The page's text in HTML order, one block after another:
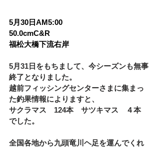
5月30日AM5:00
50.0cmC&R
福松大橋下流右岸
5月31日をもちまして、今シーズンも無事
終了となりました。
越前フィッシングセンターさまに集まっ
た釣果情報によりますと、
サクラマス　124本　サツキマス　４本
でした。
全国各地から九頭竜川ヘ足を運んでくれ